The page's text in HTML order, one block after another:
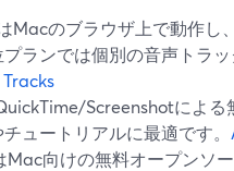
Macのブラウザ上で動作し
ランでは個別の音声トラッ
Screenshotによ
ュートリアルに最適です。
Mac向けの無料オープンソ